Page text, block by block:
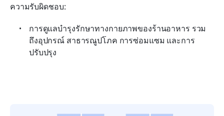
ความรับผิดชอบ:
การดูแลบำรุงรักษาทางกายภาพของร้านอาหาร รวม
ถึงอุปกรณ์ สาธารณูปโภค การซ่อมแซม และการ
ปรับปรุง